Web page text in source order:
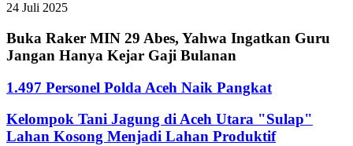
24 Juli 2025
Buka Raker MIN 29 Abes, Yahwa Ingatkan Guru
Jangan Hanya Kejar Gaji Bulanan
1.497 Personel Polda Aceh Naik Pangkat
Kelompok Tani Jagung di Aceh Utara "Sulap"
Lahan Kosong Menjadi Lahan Produktif